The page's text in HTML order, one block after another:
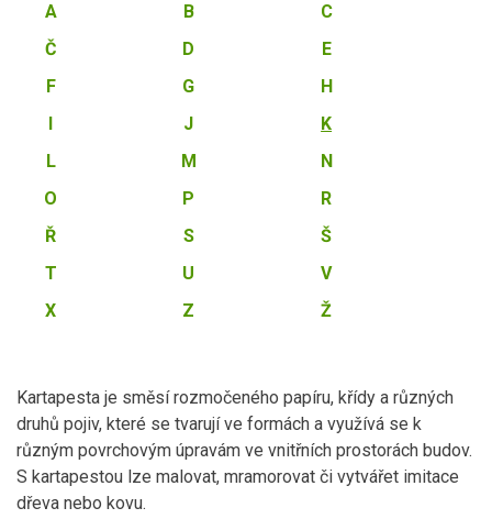
A B
C
Č
D
E
F
G
H
I
J
K
L
M
N
O
P
R
Ř
S
Š
T
U
V
X
Z Ž
Kartapesta je směsí rozmočeného papíru, křídy a různých
druhů pojiv, které se tvarují ve formách a využívá se k
různým povrchovým úpravám ve vnitřních prostorách budov.
S kartapestou lze malovat, mramorovat či vytvářet imitace
dřeva nebo kovu.